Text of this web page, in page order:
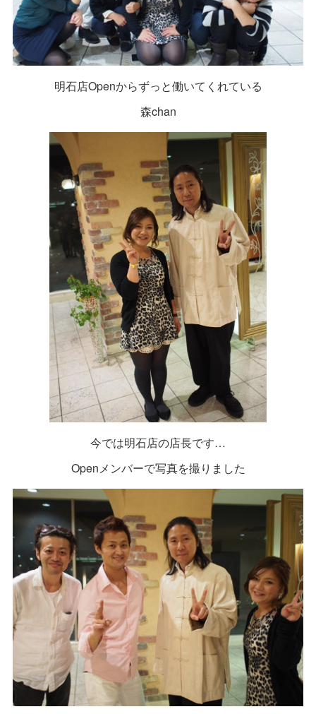
明石店Openからずっと働いてくれている
森chan
今では明石店の店長です…
Openメンバーで写真を撮りました